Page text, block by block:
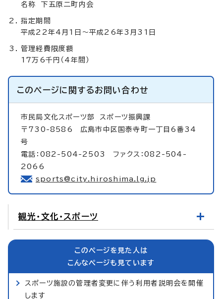
名称 下五原二町内会
指定期間
平成22年4月1日～平成26年3月31日
管理経費限度額
17万6千円（4年間）
このページに関するお問い合わせ
市民局文化スポーツ部 スポーツ振興課
〒730-8586 広島市中区国泰寺町一丁目6番34
号
電話：082-504-2503 ファクス：082-504-
2066
sports@city.hiroshima.lg.jp
観光・文化・スポーツ
このページを見た人は
こんなページも見ています
スポーツ施設の管理者変更に伴う利用者説明会を開催
します